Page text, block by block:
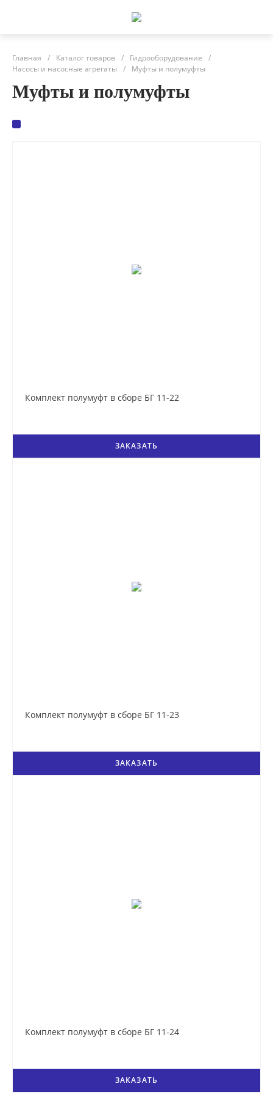
Главная / Каталог товаров / Гидрооборудование
/
Насосы и насосные агрегаты
/ Муфты и полумуфты
Муфты и полумуфты
Комплект полумуфт в сборе БГ 11-22
ЗАКАЗАТЬ
Комплект полумуфт в сборе БГ 11-23
ЗАКАЗАТЬ
Комплект полумуфт в сборе БГ 11-24
ЗАКАЗАТЬ